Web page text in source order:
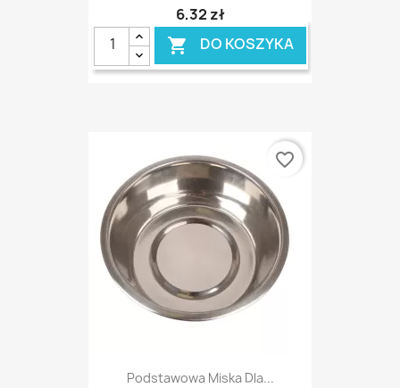
6,32 zł
 DO KOSZYKA
Podstawowa Miska Dla...
favorite_border